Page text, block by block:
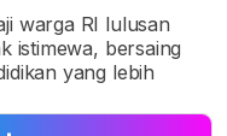
warga RI lulusan
istimewa, bersaing
yang lebih